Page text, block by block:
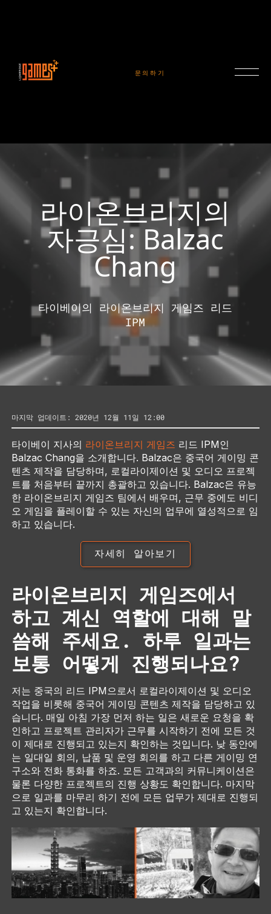
문의하기
라이온브리지의
자긍심: Balzac
Chang
타이베이의 라이온브리지 게임즈 리드
IPM
마지막 업데이트: 2020년 12월 11일 12:00
타이베이 지사의 라이온브리지 게임즈 리드 IPM인
Balzac Chang을 소개합니다. Balzac은 중국어 게이밍 콘
텐츠 제작을 담당하며, 로컬라이제이션 및 오디오 프로젝
트를 처음부터 끝까지 총괄하고 있습니다. Balzac은 유능
한 라이온브리지 게임즈 팀에서 배우며, 근무 중에도 비디
오 게임을 플레이할 수 있는 자신의 업무에 열성적으로 임
하고 있습니다.
자세히 알아보기
라이온브리지 게임즈에서
하고 계신 역할에 대해 말
씀해 주세요. 하루 일과는
보통 어떻게 진행되나요?
저는 중국의 리드 IPM으로서 로컬라이제이션 및 오디오
작업을 비롯해 중국어 게이밍 콘텐츠 제작을 담당하고 있
습니다. 매일 아침 가장 먼저 하는 일은 새로운 요청을 확
인하고 프로젝트 관리자가 근무를 시작하기 전에 모든 것
이 제대로 진행되고 있는지 확인하는 것입니다. 낮 동안에
는 일대일 회의, 납품 및 운영 회의를 하고 다른 게이밍 연
구소와 전화 통화를 하죠. 모든 고객과의 커뮤니케이션은
물론 다양한 프로젝트의 진행 상황도 확인합니다. 마지막
으로 일과를 마무리 하기 전에 모든 업무가 제대로 진행되
고 있는지 확인합니다.